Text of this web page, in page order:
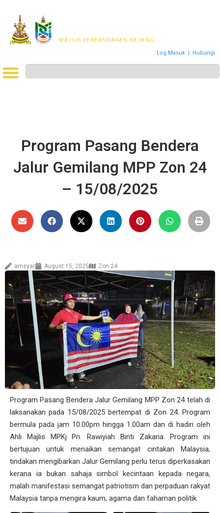
MAJLIS PERBANDARAN KAJANG
Log Masuk | Hubungi
Program Pasang Bendera
Jalur Gemilang MPP Zon 24
– 15/08/2025
amsyar August 15, 2025 Zon 24
Program Pasang Bendera Jalur Gemilang MPP Zon 24 telah di
laksanakan pada 15/08/2025 bertempat di Zon 24. Program
bermula pada jam 10.00pm hingga 1.00am dan di hadiri oleh
Ahli Majlis MPKj Pn. Rawiyiah Binti Zakaria. Program ini
bertujuan untuk menaikan semangat cintakan Malaysia,
tindakan mengibarkan Jalur Gemilang perlu terus diperkasakan
kerana ia bukan sahaja simbol kecintaan kepada negara,
malah manifestasi semangat patriotism dan perpaduan rakyat
Malaysia tanpa mengira kaum, agama dan fahaman politik.